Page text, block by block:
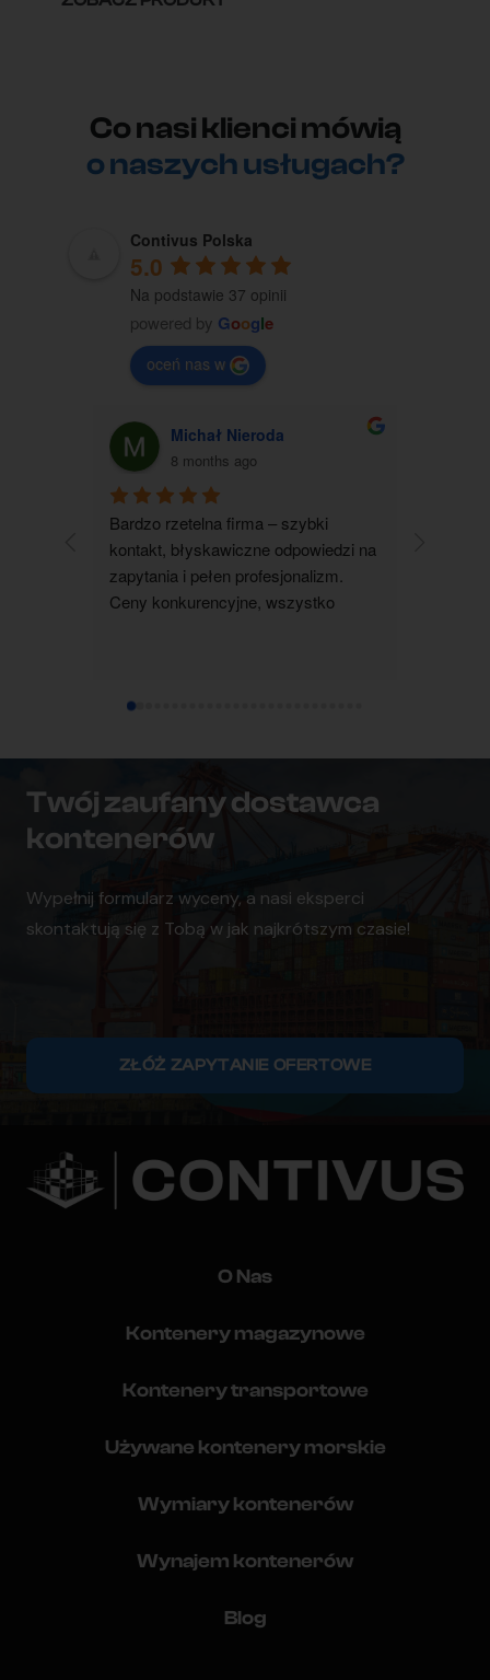
Co nasi klienci mówią
o naszych usługach?
Contivus Polska
5.0
Na podstawie 37 opinii
powered by Google
oceń nas w
Michał Nieroda
8 months ago
Bardzo rzetelna firma – szybki
kontakt, błyskawiczne odpowiedzi na
zapytania i pełen profesjonalizm.
Ceny konkurencyjne, wszystko
Twój zaufany dostawca
kontenerów
Wypełnij formularz wyceny, a nasi eksperci
skontaktują się z Tobą w jak najkrótszym czasie!
ZŁÓŻ ZAPYTANIE OFERTOWE
O Nas
Kontenery magazynowe
Kontenery transportowe
Używane kontenery morskie
Wymiary kontenerów
Wynajem kontenerów
Blog